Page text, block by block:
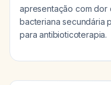
apresentação com
bacteriana secundária
para antibioticoterapia.